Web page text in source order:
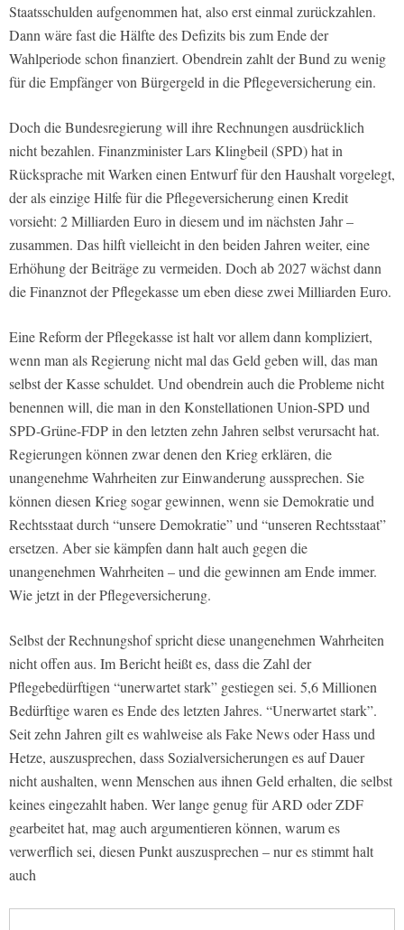
Staatsschulden aufgenommen hat, also erst einmal zurückzahlen.
Dann wäre fast die Hälfte des Defizits bis zum Ende der
Wahlperiode schon finanziert. Obendrein zahlt der Bund zu wenig
für die Empfänger von Bürgergeld in die Pflegeversicherung ein.
Doch die Bundesregierung will ihre Rechnungen ausdrücklich
nicht bezahlen. Finanzminister Lars Klingbeil (SPD) hat in
Rücksprache mit Warken einen Entwurf für den Haushalt vorgelegt,
der als einzige Hilfe für die Pflegeversicherung einen Kredit
vorsieht: 2 Milliarden Euro in diesem und im nächsten Jahr –
zusammen. Das hilft vielleicht in den beiden Jahren weiter, eine
Erhöhung der Beiträge zu vermeiden. Doch ab 2027 wächst dann
die Finanznot der Pflegekasse um eben diese zwei Milliarden Euro.
Eine Reform der Pflegekasse ist halt vor allem dann kompliziert,
wenn man als Regierung nicht mal das Geld geben will, das man
selbst der Kasse schuldet. Und obendrein auch die Probleme nicht
benennen will, die man in den Konstellationen Union-SPD und
SPD-Grüne-FDP in den letzten zehn Jahren selbst verursacht hat.
Regierungen können zwar denen den Krieg erklären, die
unangenehme Wahrheiten zur Einwanderung aussprechen. Sie
können diesen Krieg sogar gewinnen, wenn sie Demokratie und
Rechtsstaat durch “unsere Demokratie” und “unseren Rechtsstaat”
ersetzen. Aber sie kämpfen dann halt auch gegen die
unangenehmen Wahrheiten – und die gewinnen am Ende immer.
Wie jetzt in der Pflegeversicherung.
Selbst der Rechnungshof spricht diese unangenehmen Wahrheiten
nicht offen aus. Im Bericht heißt es, dass die Zahl der
Pflegebedürftigen “unerwartet stark” gestiegen sei. 5,6 Millionen
Bedürftige waren es Ende des letzten Jahres. “Unerwartet stark”.
Seit zehn Jahren gilt es wahlweise als Fake News oder Hass und
Hetze, auszusprechen, dass Sozialversicherungen es auf Dauer
nicht aushalten, wenn Menschen aus ihnen Geld erhalten, die selbst
keines eingezahlt haben. Wer lange genug für ARD oder ZDF
gearbeitet hat, mag auch argumentieren können, warum es
verwerflich sei, diesen Punkt auszusprechen – nur es stimmt halt
auch